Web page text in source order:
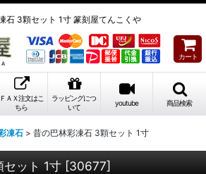
石 3顆セット 1寸 篆刻屋てんこくや
カート
ＦＡＸ注文はこ
ちら
ラッピングにつ
いて
youtube 商品検索
凍石 > 昔の巴林彩凍石 3顆セット 1寸
ット 1寸 [30677]